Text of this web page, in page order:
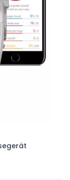
- Nasenmaske